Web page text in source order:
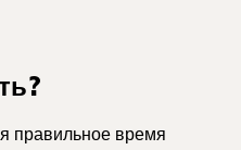
правильное время